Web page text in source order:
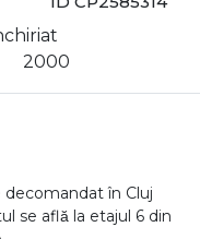
2000
în Cluj
se află la etajul 6 din